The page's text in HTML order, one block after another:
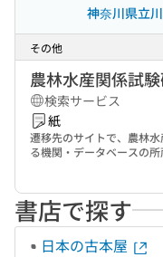
神奈川県立
その他
農林水産関係試
検索サービス
紙
遷移先のサイトで、農林
る機関・データベースの所
書店で探す
日本の古本屋